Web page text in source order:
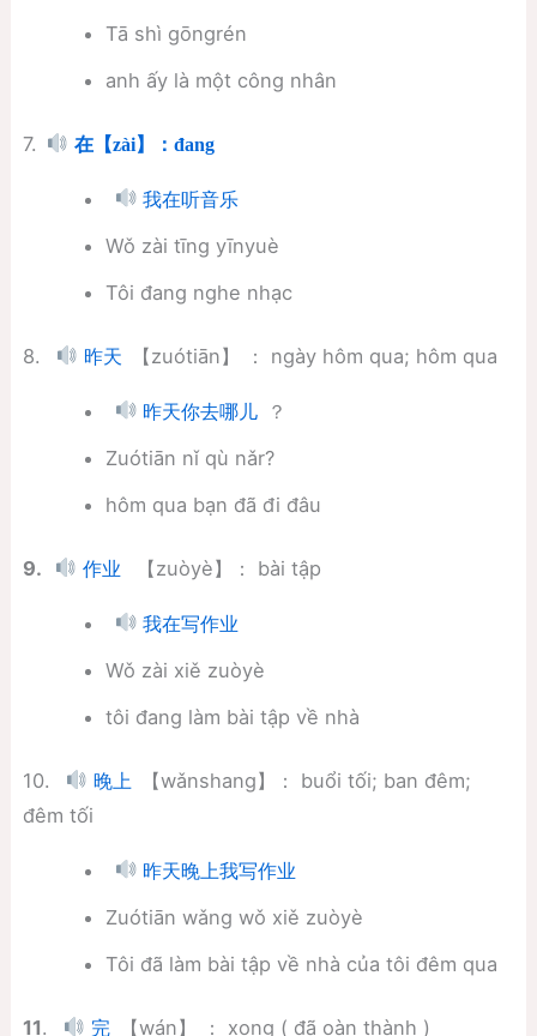
Tā shì gōngrén
anh ấy là một công nhân
7. 在【zài】：đang
我在听音乐
Wǒ zài tīng yīnyuè
Tôi đang nghe nhạc
8. 昨天 【zuótiān】 ： ngày hôm qua; hôm qua
昨天你去哪儿
？
Zuótiān nǐ qù nǎr?
hôm qua bạn đã đi đâu
9. 作业 【zuòyè】： bài tập
我在写作业
Wǒ zài xiě zuòyè
tôi đang làm bài tập về nhà
10. 晚上
【wǎnshang】： buổi tối; ban đêm;
đêm tối
昨天晚上我写作业
Zuótiān wǎng wǒ xiě zuòyè
Tôi đã làm bài tập về nhà của tôi đêm qua
11. 完 【wán】 ： xong ( đã oàn thành )